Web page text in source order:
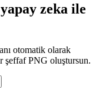
zeka ile
otomatik olarak
şeffaf PNG oluştursun.